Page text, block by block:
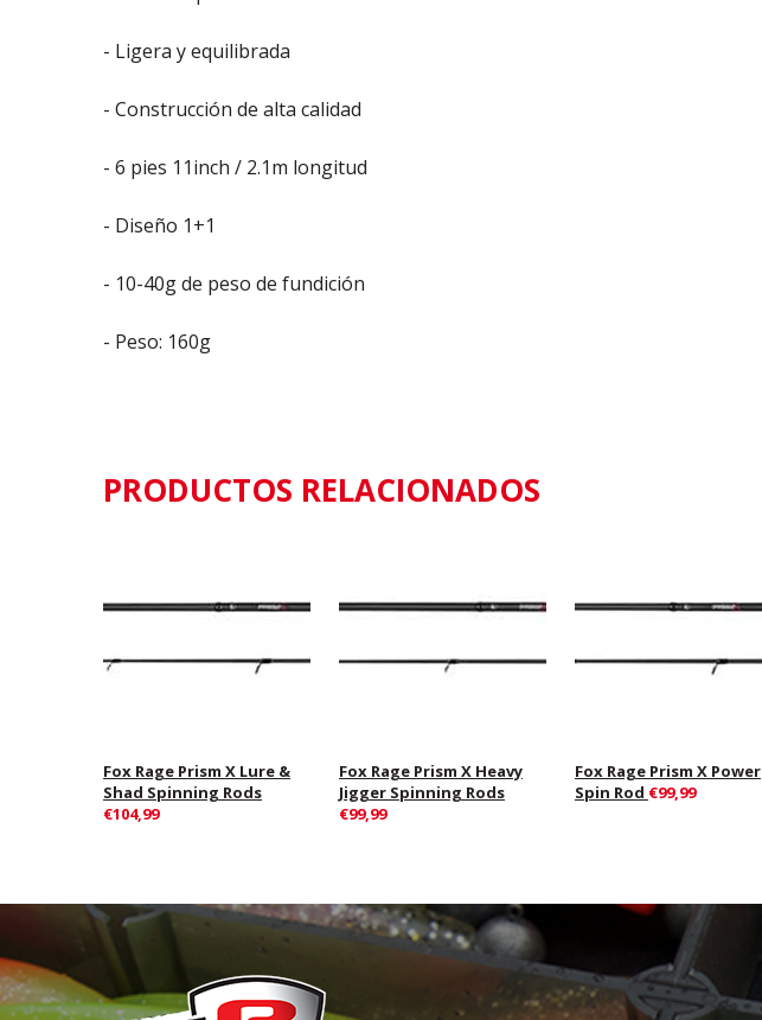
- Ligera y equilibrada
- Construcción de alta calidad
- 6 pies 11inch / 2.1m longitud
- Diseño 1+1
- 10-40g de peso de fundición
- Peso: 160g
PRODUCTOS RELACIONADOS
Fox Rage Prism X Lure &
Shad Spinning Rods
€104,99
Fox Rage Prism X Heavy
Jigger Spinning Rods
€99,99
Fox Rage Prism X Power
Spin Rod €99,99